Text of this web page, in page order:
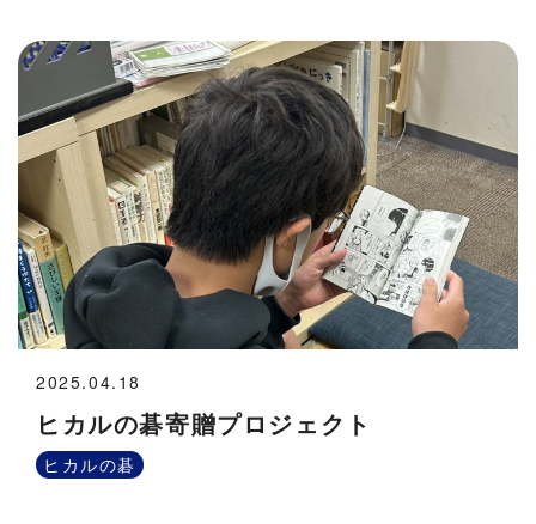
ヒカルの碁寄贈プロジェクト
2025.04.18
ヒカルの碁